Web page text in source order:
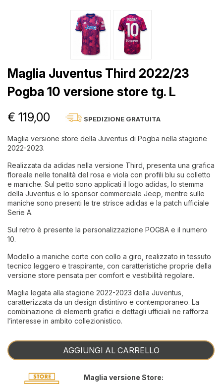
Maglia Juventus Third 2022/23
Pogba 10 versione store tg. L
€ 119,00 SPEDIZIONE GRATUITA
Maglia versione store della Juventus di Pogba nella stagione
2022-2023.
Realizzata da adidas nella versione Third, presenta una grafica
floreale nelle tonalità del rosa e viola con profili blu su colletto
e maniche. Sul petto sono applicati il logo adidas, lo stemma
della Juventus e lo sponsor commerciale Jeep, mentre sulle
maniche sono presenti le tre strisce adidas e la patch ufficiale
Serie A.
Sul retro è presente la personalizzazione POGBA e il numero
10.
Modello a maniche corte con collo a giro, realizzato in tessuto
tecnico leggero e traspirante, con caratteristiche proprie della
versione store pensata per comfort e vestibilità regolare.
Maglia legata alla stagione 2022-2023 della Juventus,
caratterizzata da un design distintivo e contemporaneo. La
combinazione di elementi grafici e dettagli ufficiali ne rafforza
l’interesse in ambito collezionistico.
AGGIUNGI AL CARRELLO
Maglia versione Store: